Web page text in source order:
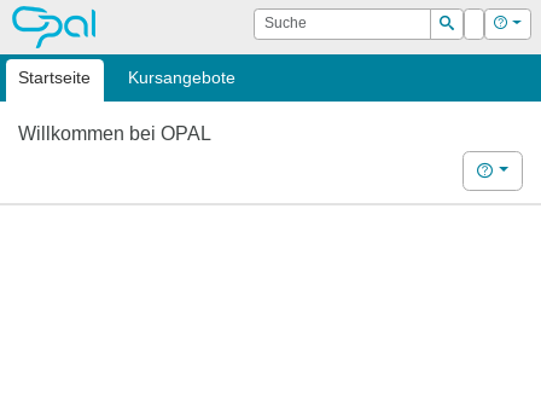
OPAL Suche
Suchen
Login Hilfe
Startseite Kursangebote
Willkommen bei OPAL
Hilfe